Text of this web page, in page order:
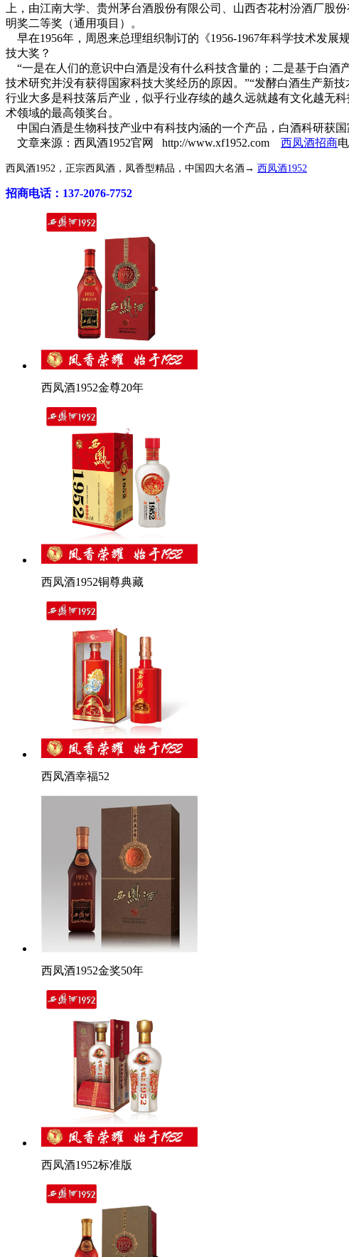
上，由江南大学、贵州茅台酒股份有限公司、山西杏花村汾酒厂股
明奖二等奖（通用项目）。
早在1956年，周恩来总理组织制订的《1956-1967年科学技术发
技大奖？
“一是在人们的意识中白酒是没有什么科技含量的；二是基于白酒
技术研究并没有获得国家科技大奖经历的原因。”“发酵白酒生产新
行业大多是科技落后产业，似乎行业存续的越久远就越有文化越无
术领域的最高领奖台。
中国白酒是生物科技产业中有科技内涵的一个产品，白酒科研获
文章来源：西凤酒1952官网 http://www.xf1952.com 西凤酒招商
西凤酒1952，正宗西凤酒，凤香型精品，中国四大名酒→ 西凤酒1952
招商电话：137-2076-7752
西凤酒1952金尊20年
西凤酒1952铜尊典藏
西凤酒幸福52
西凤酒1952金奖50年
西凤酒1952标准版